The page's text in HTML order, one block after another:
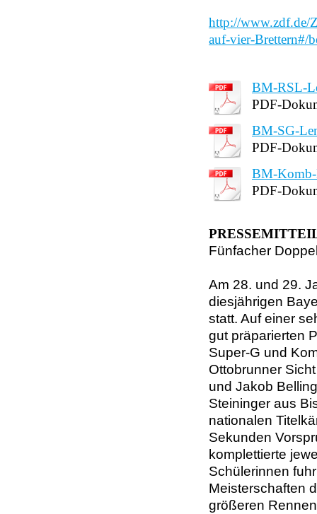
http://www.zdf.de/
auf-vier-Brettern#/
BM-RSL-
PDF-
BM-SG-
PDF-
BM-
PDF-
Fünfacher
Am 28. und 29.
diesjährigen
statt. Auf einer
gut präparierten
Super-G und
Ottobrunner
und Jakob
Steininger aus
nationalen
Sekunden
komplettierte
Schülerinnen
Meisterschaften
größeren